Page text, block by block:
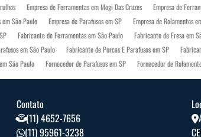
Empresa de Ferramentas em Mogi Das Cruzes Empresa de
em São Paulo Empresa de Parafusos em SP Empresa de Rolamentos
Fabricante de Ferramentas em São Paulo Fabricante de Fresa em
em São Paulo Fabricante de Porcas E Parafusos em SP
São Paulo Fornecedor de Parafusos em SP Fornecedor de
Industria de Ferramentas em São Paulo Indústria de Parafuso em São
Loja de Parafusos em Mogi Das Cruzes
Vendas de Rolamentos em Guarulhos Vendas de Rolamentos em SP
Contato
(11) 4652-7656
(11) 95961-3238